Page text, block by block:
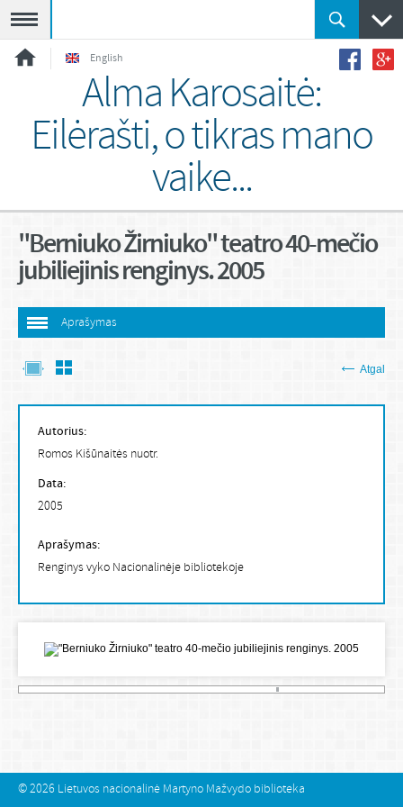
English
Alma Karosaitė:
Eilėrašti, o tikras mano
vaike...
"Berniuko Žirniuko" teatro 40-mečio
jubiliejinis renginys. 2005
Aprašymas
Atgal
Autorius:
Romos Kišūnaitės nuotr.
Data:
2005
Aprašymas:
Renginys vyko Nacionalinėje bibliotekoje
© 2026 Lietuvos nacionalinė Martyno Mažvydo biblioteka